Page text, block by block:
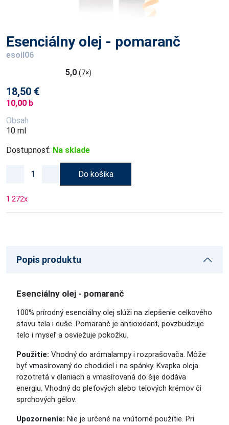
Esenciálny olej - pomaranč
esoil06
5,0 (7×)
18,50 €
10,00 b
Obsah
10 ml
Dostupnosť: Na sklade
Do košíka
1 272x
Popis produktu
Esenciálny olej - pomaranč
100% prírodný esenciálny olej slúži na zlepšenie celkového
stavu tela i duše. Pomaranč je antioxidant, povzbudzuje
telo i myseľ a osviežuje pokožku.
Použitie: Vhodný do arómalampy i rozprašovača. Môže
byť vmasírovaný do chodidiel i na spánky. Kvapka oleja
rozotretá v dlaniach a vmasírovaná do šije dodáva
energiu. Vhodný do pleťových alebo telových krémov či
sprchových gélov.
Upozornenie: Nie je určené na vnútorné použitie. Pri